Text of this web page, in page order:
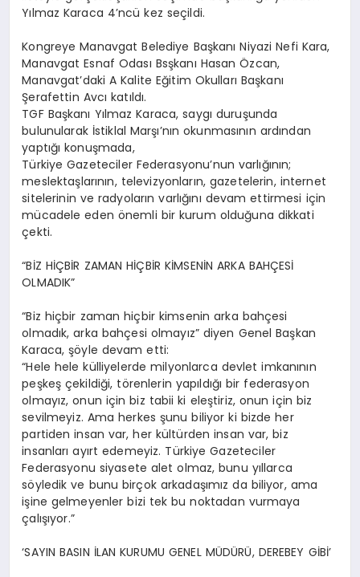
Yılmaz Karaca 4’ncü kez seçildi.
Kongreye Manavgat Belediye Başkanı Niyazi Nefi Kara,
Manavgat Esnaf Odası Bsşkanı Hasan Özcan,
Manavgat’daki A Kalite Eğitim Okulları Başkanı
Şerafettin Avcı katıldı.
TGF Başkanı Yılmaz Karaca, saygı duruşunda
bulunularak İstiklal Marşı’nın okunmasının ardından
yaptığı konuşmada,
Türkiye Gazeteciler Federasyonu’nun varlığının;
meslektaşlarının, televizyonların, gazetelerin, internet
sitelerinin ve radyoların varlığını devam ettirmesi için
mücadele eden önemli bir kurum olduğuna dikkati
çekti.
“BİZ HİÇBİR ZAMAN HİÇBİR KİMSENİN ARKA BAHÇESİ
OLMADIK”
“Biz hiçbir zaman hiçbir kimsenin arka bahçesi
olmadık, arka bahçesi olmayız” diyen Genel Başkan
Karaca, şöyle devam etti:
“Hele hele külliyelerde milyonlarca devlet imkanının
peşkeş çekildiği, törenlerin yapıldığı bir federasyon
olmayız, onun için biz tabii ki eleştiriz, onun için biz
sevilmeyiz. Ama herkes şunu biliyor ki bizde her
partiden insan var, her kültürden insan var, biz
insanları ayırt edemeyiz. Türkiye Gazeteciler
Federasyonu siyasete alet olmaz, bunu yıllarca
söyledik ve bunu birçok arkadaşımız da biliyor, ama
işine gelmeyenler bizi tek bu noktadan vurmaya
çalışıyor.”
‘SAYIN BASIN İLAN KURUMU GENEL MÜDÜRÜ, DEREBEY GİBİ’